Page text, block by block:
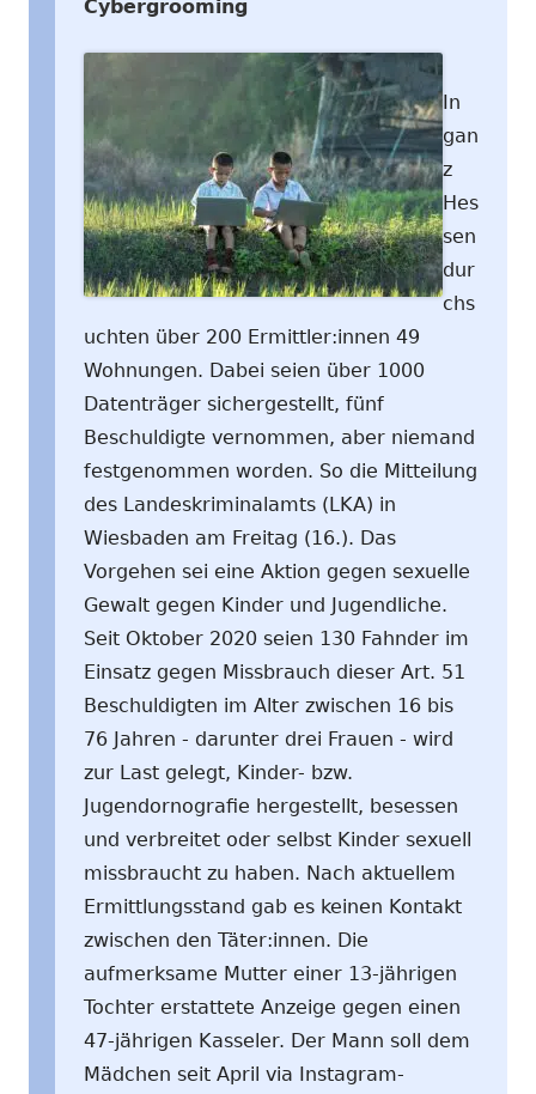
Cybergrooming
In
gan
z
Hes
sen
dur
chs
uchten über 200 Ermittler:innen 49
Wohnungen. Dabei seien über 1000
Datenträger sichergestellt, fünf
Beschuldigte vernommen, aber niemand
festgenommen worden. So die Mitteilung
des Landeskriminalamts (LKA) in
Wiesbaden am Freitag (16.). Das
Vorgehen sei eine Aktion gegen sexuelle
Gewalt gegen Kinder und Jugendliche.
Seit Oktober 2020 seien 130 Fahnder im
Einsatz gegen Missbrauch dieser Art. 51
Beschuldigten im Alter zwischen 16 bis
76 Jahren - darunter drei Frauen - wird
zur Last gelegt, Kinder- bzw.
Jugendornografie hergestellt, besessen
und verbreitet oder selbst Kinder sexuell
missbraucht zu haben. Nach aktuellem
Ermittlungsstand gab es keinen Kontakt
zwischen den Täter:innen. Die
aufmerksame Mutter einer 13-jährigen
Tochter erstattete Anzeige gegen einen
47-jährigen Kasseler. Der Mann soll dem
Mädchen seit April via Instagram-